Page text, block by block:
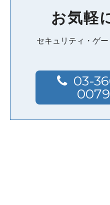
お気軽
セキュリティ・ゲ
03-
0079